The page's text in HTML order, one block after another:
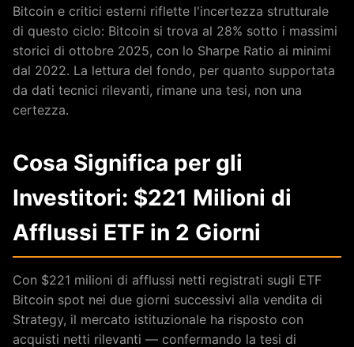
Bitcoin e critici esterni riflette l'incertezza strutturale
di questo ciclo: Bitcoin si trova al 28% sotto i massimi
storici di ottobre 2025, con lo Sharpe Ratio ai minimi
dal 2022. La lettura del fondo, per quanto supportata
da dati tecnici rilevanti, rimane una tesi, non una
certezza.
Cosa Significa per gli
Investitori: $221 Milioni di
Afflussi ETF in 2 Giorni
Con $221 milioni di afflussi netti registrati sugli ETF
Bitcoin spot nei due giorni successivi alla vendita di
Strategy, il mercato istituzionale ha risposto con
acquisti netti rilevanti — confermando la tesi di